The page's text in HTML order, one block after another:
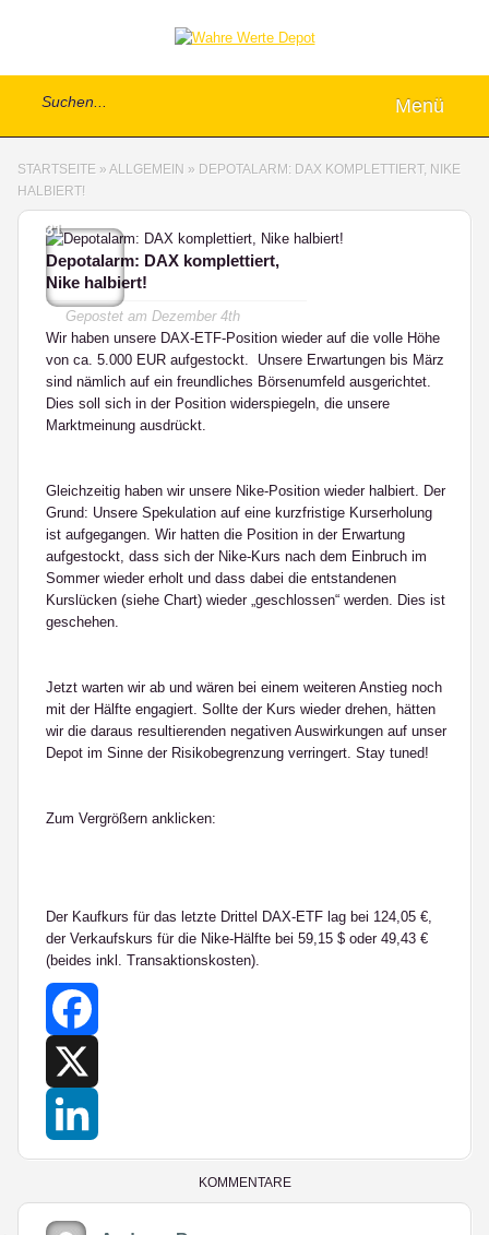
Menü
STARTSEITE » ALLGEMEIN » DEPOTALARM: DAX KOMPLETTIERT, NIKE
HALBIERT!
31
Depotalarm: DAX komplettiert,
Nike halbiert!
Gepostet am Dezember 4th
Wir haben unsere DAX-ETF-Position wieder auf die volle Höhe
von ca. 5.000 EUR aufgestockt. Unsere Erwartungen bis März
sind nämlich auf ein freundliches Börsenumfeld ausgerichtet.
Dies soll sich in der Position widerspiegeln, die unsere
Marktmeinung ausdrückt.
Gleichzeitig haben wir unsere Nike-Position wieder halbiert. Der
Grund: Unsere Spekulation auf eine kurzfristige Kurserholung
ist aufgegangen. Wir hatten die Position in der Erwartung
aufgestockt, dass sich der Nike-Kurs nach dem Einbruch im
Sommer wieder erholt und dass dabei die entstandenen
Kurslücken (siehe Chart) wieder „geschlossen“ werden. Dies ist
geschehen.
Jetzt warten wir ab und wären bei einem weiteren Anstieg noch
mit der Hälfte engagiert. Sollte der Kurs wieder drehen, hätten
wir die daraus resultierenden negativen Auswirkungen auf unser
Depot im Sinne der Risikobegrenzung verringert. Stay tuned!
Zum Vergrößern anklicken:
Der Kaufkurs für das letzte Drittel DAX-ETF lag bei 124,05 €,
der Verkaufskurs für die Nike-Hälfte bei 59,15 $ oder 49,43 €
(beides inkl. Transaktionskosten).
Facebook
KOMMENTARE